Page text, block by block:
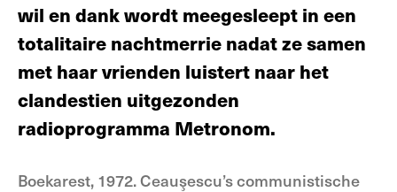
wil en dank wordt meegesleept in een
totalitaire nachtmerrie nadat ze samen
met haar vrienden luistert naar het
clandestien uitgezonden
radioprogramma Metronom.
Boekarest, 1972. Ceauşescu’s communistische